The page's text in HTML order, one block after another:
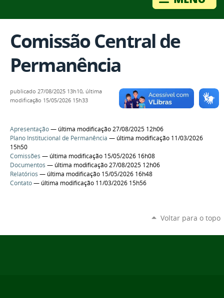
Comissão Central de
Permanência
publicado 27/08/2025 13h10, última
modificação 15/05/2026 15h33
Apresentação— última modificação 27/08/2025 12h06
Plano Institucional de Permanência — última modificação 11/03/2026
15h50
Comissões — última modificação 15/05/2026 16h08
Documentos — última modificação 27/08/2025 12h06
Relatórios — última modificação 15/05/2026 16h48
Contato— última modificação 11/03/2026 15h56
Voltar para o topo